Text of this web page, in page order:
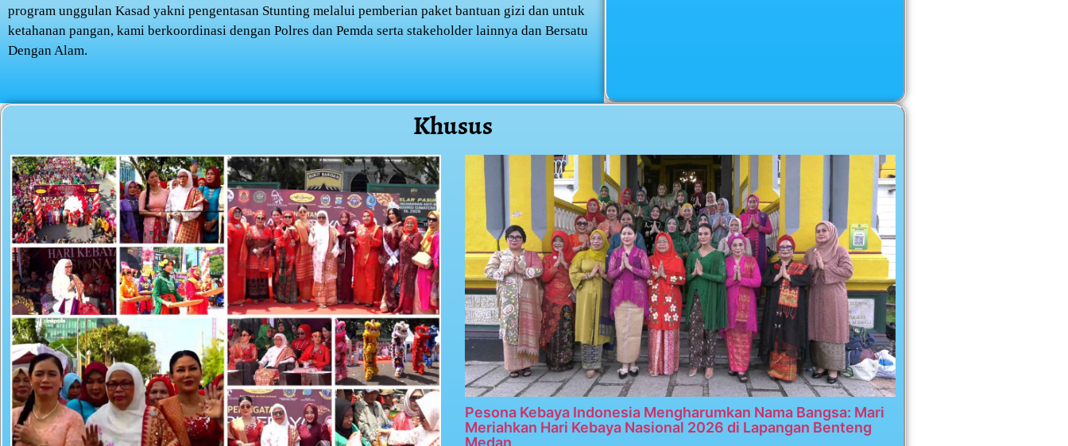
program unggulan Kasad yakni pengentasan Stunting melalui pemberian paket bantuan gizi dan untuk
ketahanan pangan, kami berkoordinasi dengan Polres dan Pemda serta stakeholder lainnya dan Bersatu
Dengan Alam.
Khusus
Pesona Kebaya Indonesia Mengharumkan Nama Bangsa: Mari
Meriahkan Hari Kebaya Nasional 2026 di Lapangan Benteng
Medan